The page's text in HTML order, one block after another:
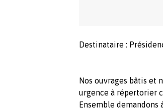
Destinataire :
Nos ouvrages bâtis et
urgence à répertorier
Ensemble demandons